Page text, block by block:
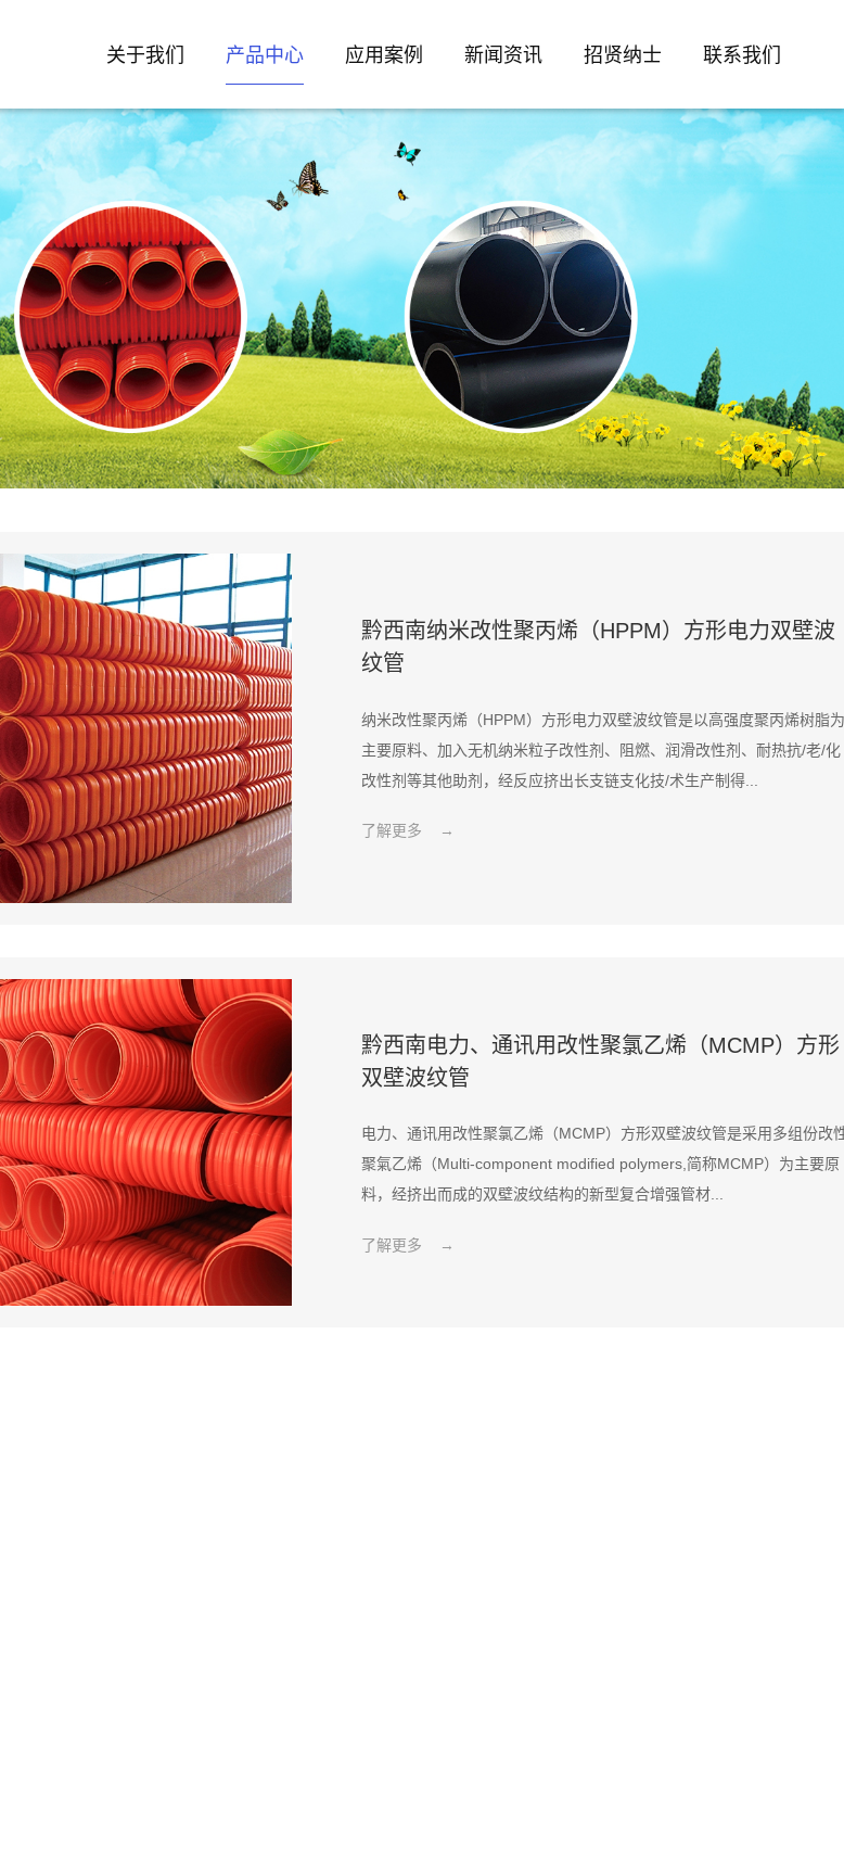
关于我们 产品中心 应用案例 新闻资讯 招贤纳士 联系我们
黔西南纳米改性聚丙烯（HPPM）方形电力双壁波
纹管
纳米改性聚丙烯（HPPM）方形电力双壁波纹管是以高强度聚丙烯树脂为
主要原料、加入无机纳米粒子改性剂、阻燃、润滑改性剂、耐热抗/老/化
改性剂等其他助剂，经反应挤出长支链支化技/术生产制得...
了解更多 →
黔西南电力、通讯用改性聚氯乙烯（MCMP）方形
双壁波纹管
电力、通讯用改性聚氯乙烯（MCMP）方形双壁波纹管是采用多组份改
聚氣乙烯（Multi-component modified polymers,简称MCMP）为主要原
料，经挤出而成的双壁波纹结构的新型复合增强管材...
了解更多 →